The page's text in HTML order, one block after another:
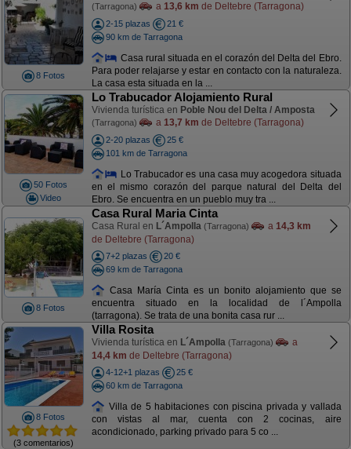
8 Fotos
(Tarragona) a 13,6 km de Deltebre (Tarragona)
2-15 plazas
21 €
90 km de Tarragona
Casa rural situada en el corazón del Delta del Ebro.
Para poder relajarse y estar en contacto con la naturaleza.
La casa esta situada en la ...
50 Fotos
Video
Lo Trabucador Alojamiento Rural
Vivienda turística en Poble Nou del Delta / Amposta
(Tarragona) a 13,7 km de Deltebre (Tarragona)
2-20 plazas
25 €
101 km de Tarragona
Lo Trabucador es una casa muy acogedora situada
en el mismo corazón del parque natural del Delta del
Ebro. Se encuentra en un pueblo muy tra ...
8 Fotos
Casa Rural Maria Cinta
Casa Rural en L´Ampolla (Tarragona) a 14,3 km
de Deltebre (Tarragona)
7+2 plazas
20 €
69 km de Tarragona
Casa María Cinta es un bonito alojamiento que se
encuentra situado en la localidad de l´Ampolla
(tarragona). Se trata de una bonita casa rur ...
8 Fotos
(3 comentarios)
Villa Rosita
Vivienda turística en L´Ampolla (Tarragona)
a
14,4 km de Deltebre (Tarragona)
4-12+1 plazas
25 €
60 km de Tarragona
Villa de 5 habitaciones con piscina privada y vallada
con vistas al mar, cuenta con 2 cocinas, aire
acondicionado, parking privado para 5 co ...